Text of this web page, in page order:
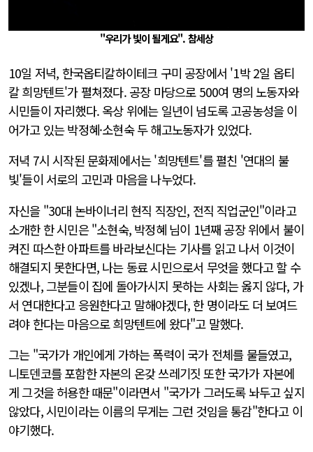
"우리가 빛이 될게요". 참세상
10일 저녁, 한국옵티칼하이테크 구미 공장에서 '1박 2일 옵티
칼 희망텐트'가 펼쳐졌다. 공장 마당으로 500여 명의 노동자와
시민들이 자리했다. 옥상 위에는 일년이 넘도록 고공농성을 이
어가고 있는 박정혜·소현숙 두 해고노동자가 있었다.
저녁 7시 시작된 문화제에서는 '희망텐트'를 펼친 '연대의 불
빛'들이 서로의 고민과 마음을 나누었다.
자신을 "30대 논바이너리 현직 직장인, 전직 직업군인"이라고
소개한 한 시민은 "소현숙, 박정혜 님이 1년째 공장 위에서 불이
켜진 따스한 아파트를 바라보신다는 기사를 읽고 나서 이것이
해결되지 못한다면, 나는 동료 시민으로서 무엇을 했다고 할 수
있겠나, 그분들이 집에 돌아가시지 못하는 사회는 옳지 않다, 가
서 연대한다고 응원한다고 말해야겠다, 한 명이라도 더 보여드
려야 한다는 마음으로 희망텐트에 왔다"고 말했다.
그는 "국가가 개인에게 가하는 폭력이 국가 전체를 물들였고,
니토덴코를 포함한 자본의 온갖 쓰레기짓 또한 국가가 자본에
게 그것을 허용한 때문"이라면서 "국가가 그러도록 놔두고 싶지
않았다, 시민이라는 이름의 무게는 그런 것임을 통감"한다고 이
야기했다.